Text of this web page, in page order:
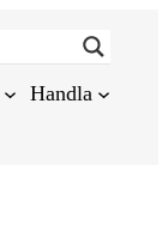
Handla